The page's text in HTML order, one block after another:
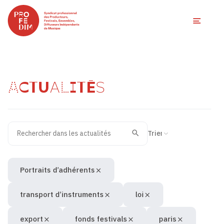
ACTUALITÉS
Recherche
Valider
Portraits d’adhérents
transport d’instruments loi
export fonds festivals paris